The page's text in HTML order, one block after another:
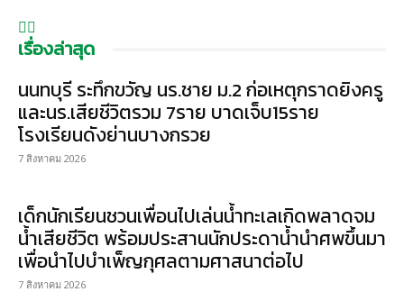
เรื่องล่าสุด
นนทบุรี ระทึกขวัญ นร.ชาย ม.2 ก่อเหตุกราดยิงครู
และนร.เสียชีวิตรวม 7ราย บาดเจ็บ15ราย
โรงเรียนดังย่านบางกรวย
7 สิงหาคม 2026
เด็กนักเรียนชวนเพื่อนไปเล่นน้ำทะเลเกิดพลาดจม
น้ำเสียชีวิต พร้อมประสานนักประดาน้ำนำศพขึ้นมา
เพื่อนำไปบำเพ็ญกุศลตามศาสนาต่อไป
7 สิงหาคม 2026